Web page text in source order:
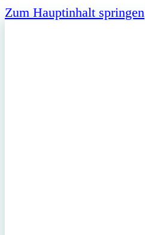
Zum Hauptinhalt springen